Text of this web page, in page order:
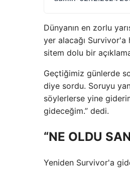
Dünyanın en zorlu
yer alacağı Survivor'a
sitem dolu bir
Geçtiğimiz günlerde
diye sordu. Soruyu
söylerlerse yine
gideceğim.” dedi.
“NE OLDU
Yeniden Survivor'a